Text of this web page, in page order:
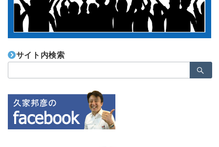
サイト内検索
索：